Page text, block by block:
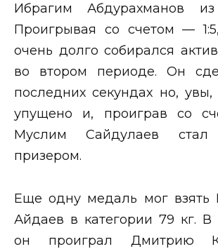
Ибрагим Абдурахманов из
Проигрывая со счетом —
очень долго собирался
во втором периоде. Он
последних секундах но,
упущено и, проиграв со
Муслим Сайдулаев стал
призером.
Еще одну медаль мог взять
Айдаев в категории 79 кг. В
он проиграл Дмитрию